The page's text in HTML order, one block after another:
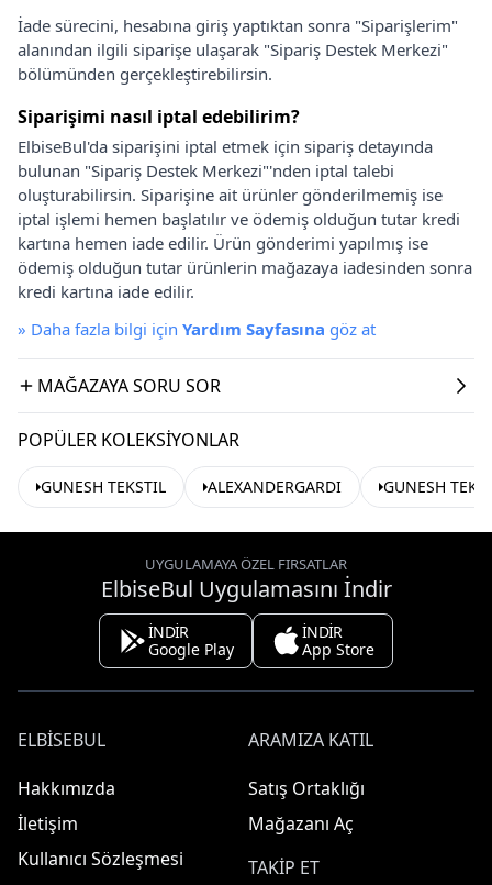
İade sürecini, hesabına giriş yaptıktan sonra "Siparişlerim"
alanından ilgili siparişe ulaşarak "Sipariş Destek Merkezi"
bölümünden gerçekleştirebilirsin.
Siparişimi nasıl iptal edebilirim?
ElbiseBul'da siparişini iptal etmek için sipariş detayında
bulunan "Sipariş Destek Merkezi"'nden iptal talebi
oluşturabilirsin. Siparişine ait ürünler gönderilmemiş ise
iptal işlemi hemen başlatılır ve ödemiş olduğun tutar kredi
kartına hemen iade edilir. Ürün gönderimi yapılmış ise
ödemiş olduğun tutar ürünlerin mağazaya iadesinden sonra
kredi kartına iade edilir.
» Daha fazla bilgi için Yardım Sayfasına göz at
MAĞAZAYA SORU SOR
POPÜLER KOLEKSIYONLAR
GUNESH TEKSTIL ALEXANDERGARDI GUNESH
UYGULAMAYA ÖZEL FIRSATLAR
ElbiseBul Uygulamasını İndir
İNDİR
Google Play
İNDİR
App Store
ELBISEBUL
Hakkımızda
İletişim
Kullanıcı Sözleşmesi
ARAMIZA KATIL
Satış Ortaklığı
Mağazanı Aç
TAKIP ET